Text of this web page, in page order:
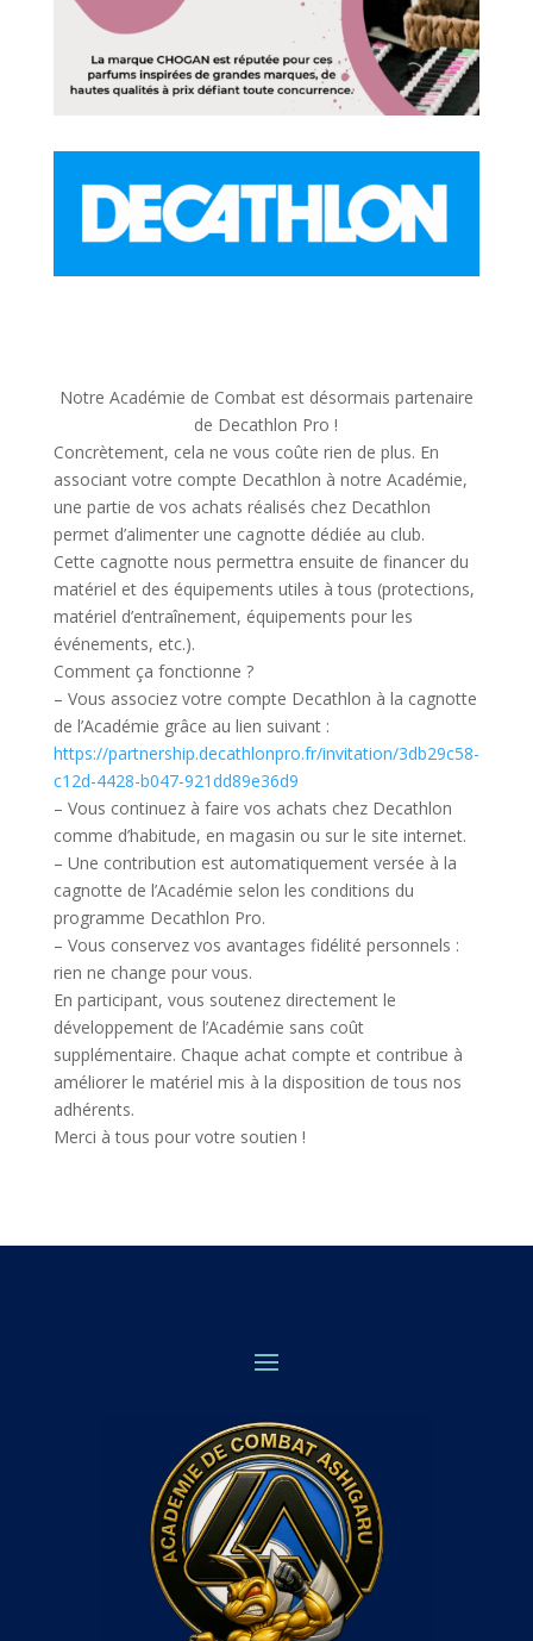
Notre Académie de Combat est désormais partenaire
de Decathlon Pro !
Concrètement, cela ne vous coûte rien de plus. En
associant votre compte Decathlon à notre Académie,
une partie de vos achats réalisés chez Decathlon
permet d’alimenter une cagnotte dédiée au club.
Cette cagnotte nous permettra ensuite de financer du
matériel et des équipements utiles à tous (protections,
matériel d’entraînement, équipements pour les
événements, etc.).
Comment ça fonctionne ?
– Vous associez votre compte Decathlon à la cagnotte
de l’Académie grâce au lien suivant :
https://partnership.decathlonpro.fr/invitation/3db29c58-
c12d-4428-b047-921dd89e36d9
– Vous continuez à faire vos achats chez Decathlon
comme d’habitude, en magasin ou sur le site internet.
– Une contribution est automatiquement versée à la
cagnotte de l’Académie selon les conditions du
programme Decathlon Pro.
– Vous conservez vos avantages fidélité personnels :
rien ne change pour vous.
En participant, vous soutenez directement le
développement de l’Académie sans coût
supplémentaire. Chaque achat compte et contribue à
améliorer le matériel mis à la disposition de tous nos
adhérents.
Merci à tous pour votre soutien !